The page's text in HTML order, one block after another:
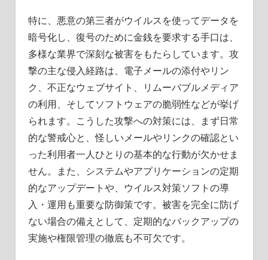
特に、悪意の第三者がウイルスを使ってデータを
暗号化し、復号のために金銭を要求する手口は、
多様な業界で深刻な被害をもたらしています。攻
撃の主な侵入経路は、電子メールの添付やリン
ク、不正なウェブサイト、リムーバブルメディア
の利用、そしてソフトウェアの脆弱性などが挙げ
られます。こうした攻撃への対策には、まず日常
的な警戒心と、怪しいメールやリンクの確認とい
った利用者一人ひとりの基本的な行動が欠かせま
せん。また、システムやアプリケーションの定期
的なアップデートや、ウイルス対策ソフトの導
入・運用も重要な防御策です。被害を完全に防げ
ない場合の備えとして、定期的なバックアップの
実施や権限管理の徹底も不可欠です。